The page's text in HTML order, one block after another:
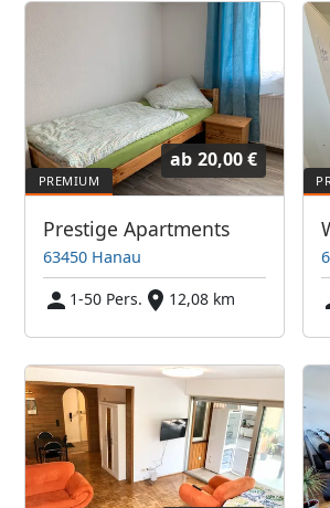
ab 20,00 €
Prestige Apartments
63450 Hanau
1-50 Pers.
12,08 km